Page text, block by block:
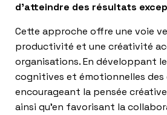
d’atteindre des résultats
Cette approche offre une voie
productivité et une créativité
organisations. En développant
cognitives et émotionnelles des
encourageant la pensée
ainsi qu’en favorisant la